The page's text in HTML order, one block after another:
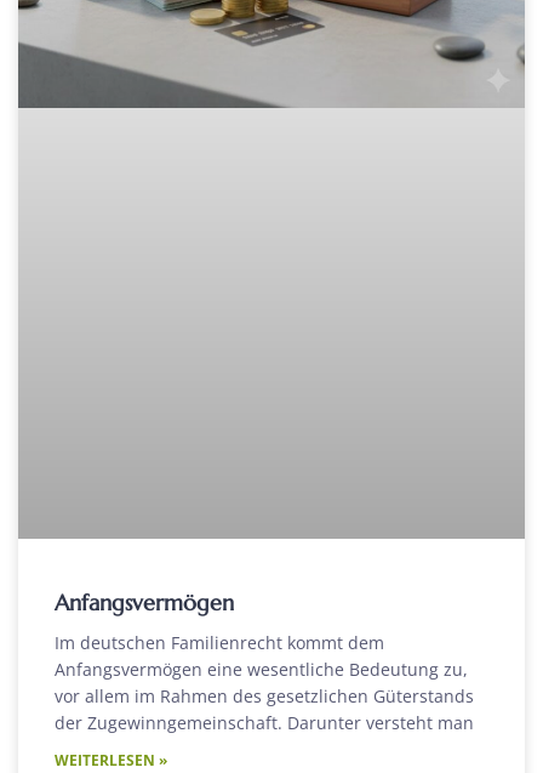
Anfangsvermögen
Im deutschen Familienrecht kommt dem
Anfangsvermögen eine wesentliche Bedeutung zu,
vor allem im Rahmen des gesetzlichen Güterstands
der Zugewinngemeinschaft. Darunter versteht man
WEITERLESEN »